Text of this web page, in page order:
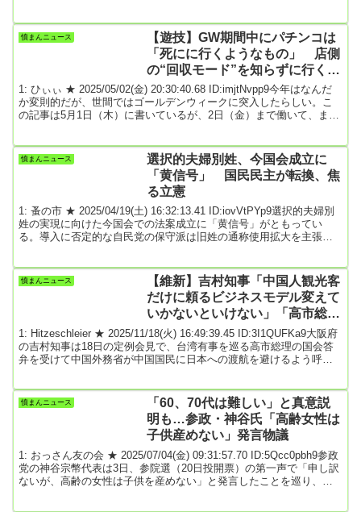
サイル攻撃があり、100人以上が負傷した。米ワシントンの非営利調
査・分析機関CNAの調査アナリスト、デッカー・エベレス氏による
と、標的にはイスラエルの主...
憤まんニュース
【遊技】GW期間中にパチンコは
「死にに行くようなもの」 店側
の“回収モード”を知らずに行くと
大負けするぞ！
1: ひぃぃ ★ 2025/05/02(金) 20:30:40.68 ID:imjtNvpp9今年はなんだ
か変則的だが、世間ではゴールデンウィークに突入したらしい。こ
の記事は5月1日（木）に書いているが、2日（金）まで働いて、また
い人もいるからね。そのため、連休中とは言えウチの最寄り駅はラ
ッシュアワー時はいつもと変わらない混雑ぶりだ。もっとも、ここ
は田舎なので混雑を形成してるの...
憤まんニュース
選択的夫婦別姓、今国会成立に
「黄信号」 国民民主が転換、焦
る立憲
1: 蚤の市 ★ 2025/04/19(土) 16:32:13.41 ID:iovVtPYp9選択的夫婦別
姓の実現に向けた今国会での法案成立に「黄信号」がともってい
る。導入に否定的な自民党の保守派は旧姓の通称使用拡大を主張し
審議入りを目指す方針だが、衆院で過半数の賛同を得るめどは立っ
ていない。立憲は各党に民法改正案を示して賛否を尋ね、18日が回
答期限だった。一部の野党から賛意が...
憤まんニュース
【維新】吉村知事「中国人観光客
だけに頼るビジネスモデル変えて
いかないといけない」「高市総理
の発言は撤回する必要はない」
1: Hitzeschleier ★ 2025/11/18(火) 16:49:39.45 ID:3I1QUFKa9大阪府
の吉村知事は18日の定例会見で、台湾有事を巡る高市総理の国会答
弁を受けて中国外務省が中国国民に日本への渡航を避けるよう呼び
減ると思う」と予測し、「中国人観光客だけに頼るビジネスモデル
変えていかないといけない」と話しました。■「存立危機事態に関す
憤まんニュース
「60、70代は難しい」と真意説
明も…参政・神谷氏「高齢女性は
子供産めない」発言物議
1: おっさん友の会 ★ 2025/07/04(金) 09:31:57.70 ID:5Qcc0pbh9参政
党の神谷宗幣代表は3日、参院選（20日投開票）の第一声で「申し訳
ないが、高齢の女性は子供を産めない」と発言したことを巡り、一